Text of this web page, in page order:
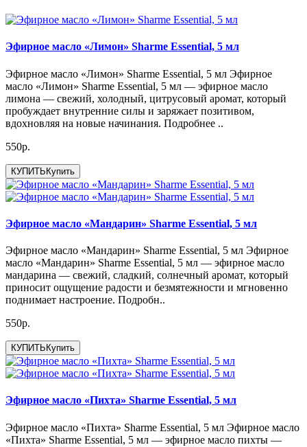
Эфирное масло «Лимон» Sharme Essential, 5 мл
Эфирное масло «Лимон» Sharme Essential, 5 мл Эфирное
масло «Лимон» Sharme Essential, 5 мл — эфирное масло
лимона — свежий, холодный, цитрусовый аромат, который
пробуждает внутренние силы и заряжает позитивом,
вдохновляя на новые начинания. Подробнее ..
550р.
КУПИТЬКупить
Эфирное масло «Мандарин» Sharme Essential, 5 мл
Эфирное масло «Мандарин» Sharme Essential, 5 мл Эфирное
масло «Мандарин» Sharme Essential, 5 мл — эфирное масло
мандарина — свежий, сладкий, солнечный аромат, который
приносит ощущение радости и безмятежности и мгновенно
поднимает настроение. Подробн..
550р.
КУПИТЬ Купить
Эфирное масло «Пихта» Sharme Essential, 5 мл
Эфирное масло «Пихта» Sharme Essential, 5 мл Эфирное масло
«Пихта» Sharme Essential, 5 мл — эфирное масло пихты —